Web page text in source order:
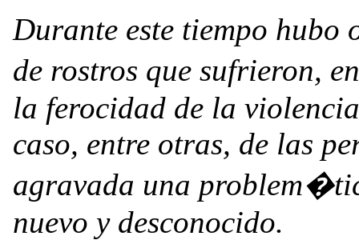
Durante este tiempo
de rostros que sufrieron,
la ferocidad de la
caso, entre otras, de las
agravada una
nuevo y desconocido.